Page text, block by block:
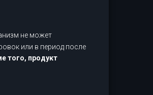
не может
или в период после
того, продукт